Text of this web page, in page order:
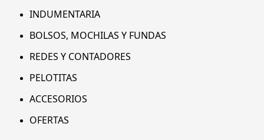
INDUMENTARIA
BOLSOS, MOCHILAS Y FUNDAS
REDES Y CONTADORES
PELOTITAS
ACCESORIOS
OFERTAS